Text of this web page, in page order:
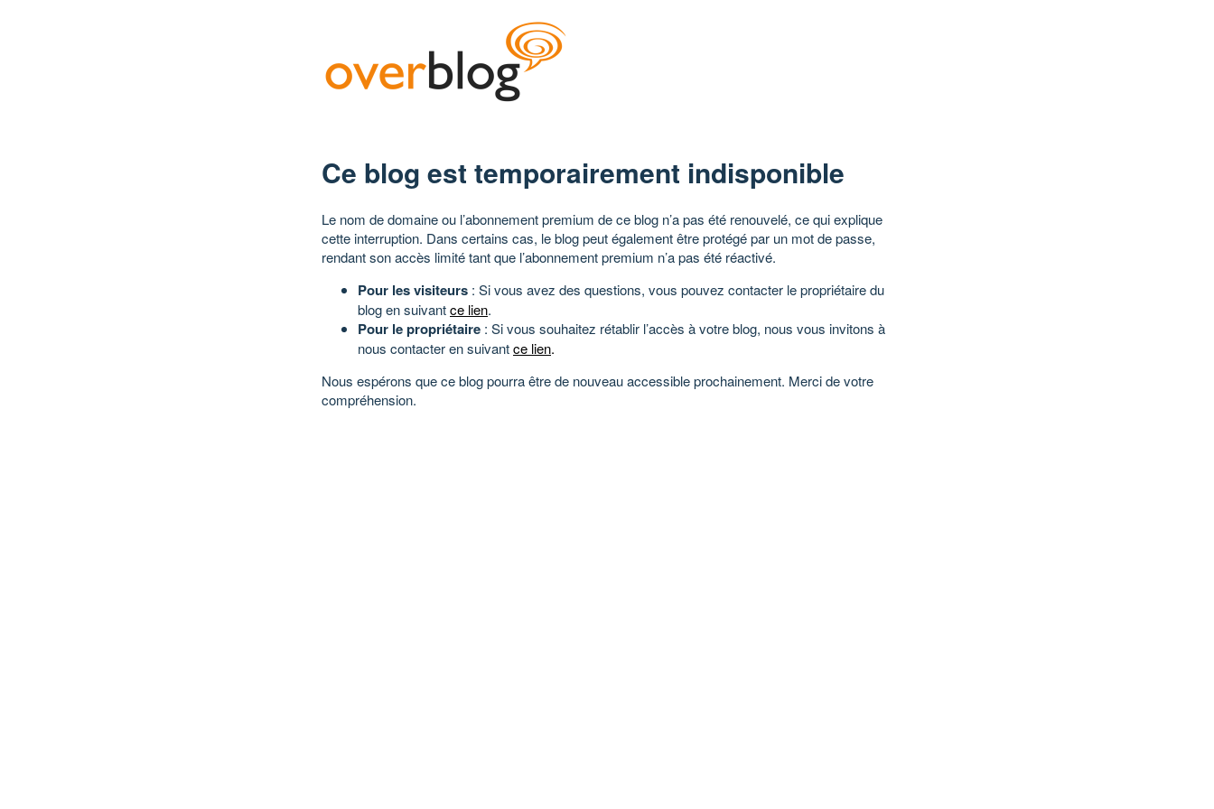
Ce blog est temporairement indisponible
Le nom de domaine ou l’abonnement premium de ce blog n’a pas été renouvelé, ce qui explique
cette interruption. Dans certains cas, le blog peut également être protégé par un mot de passe,
rendant son accès limité tant que l’abonnement premium n’a pas été réactivé.
Pour les visiteurs : Si vous avez des questions, vous pouvez contacter le propriétaire du
blog en suivantce lien.
Pour le propriétaire : Si vous souhaitez rétablir l’accès à votre blog, nous vous invitons à
nous contacter en suivantce lien.
Nous espérons que ce blog pourra être de nouveau accessible prochainement. Merci de votre
compréhension.